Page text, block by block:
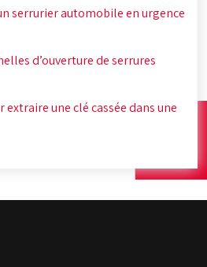
serrurier automobile en urgence
d’ouverture de serrures
extraire une clé cassée dans une